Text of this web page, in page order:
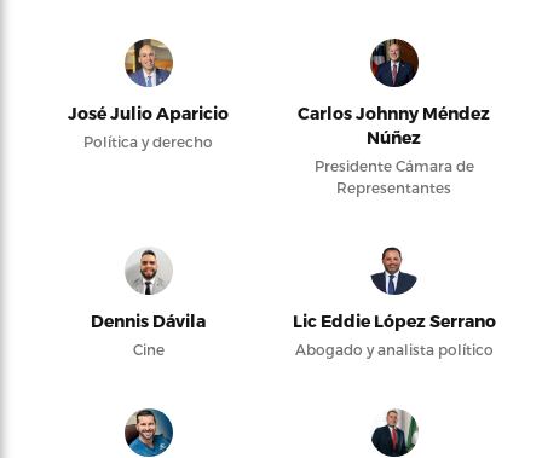
José Julio Aparicio
Política y derecho
Carlos Johnny Méndez
Núñez
Presidente Cámara de
Representantes
Dennis Dávila
Cine
Lic Eddie López Serrano
Abogado y analista político